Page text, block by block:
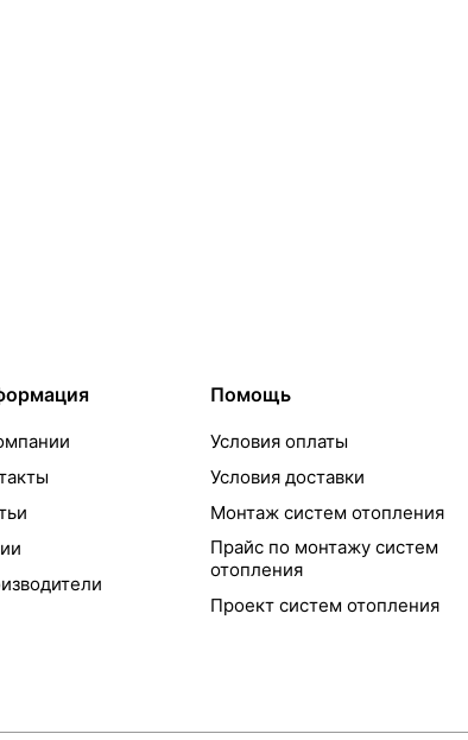
Помощь
Условия оплаты
Условия доставки
Монтаж систем отопления
Прайс по монтажу систем
отопления
Проект систем отопления